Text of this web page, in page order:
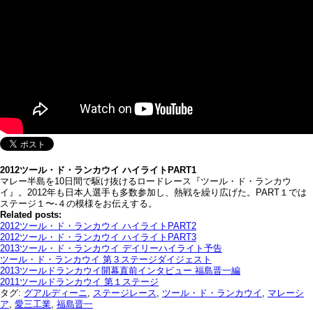
2012ツール・ド・ランカウイ ハイライトPART1
マレー半島を10日間で駆け抜けるロードレース『ツール・ド・ランカウ
イ』。2012年も日本人選手も多数参加し、熱戦を繰り広げた。PART１では
ステージ１〜-４の模様をお伝えする。
Related posts:
2012ツール・ド・ランカウイ ハイライトPART2
2012ツール・ド・ランカウイ ハイライトPART3
2013ツール・ド・ランカウイ デイリーハイライト予告
ツール・ド・ランカウイ 第３ステージダイジェスト
2013ツールドランカウイ開幕直前インタビュー 福島晋一編
2011ツールドランカウイ 第１ステージ
タグ: グアルディーニ, ステージレース, ツール・ド・ランカウイ , マレーシ
ア, 愛三工業, 福島晋一